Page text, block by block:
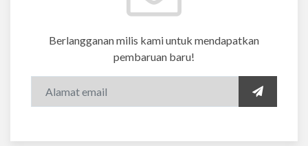
Berlangganan milis kami untuk mendapatkan
pembaruan baru!